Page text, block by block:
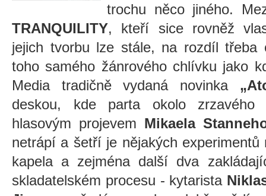
trochu něco jiného.
TRANQUILITY, kteří sice rovněž
jejich tvorbu lze stále, na rozdíl
toho samého žánrového chlívku jako
Media tradičně vydaná novinka
deskou, kde parta okolo zrzavého
hlasovým projevem Mikaela
netrápí a šetří je nějakých experimentů
kapela a zejména další dva
skladatelském procesu - kytarista